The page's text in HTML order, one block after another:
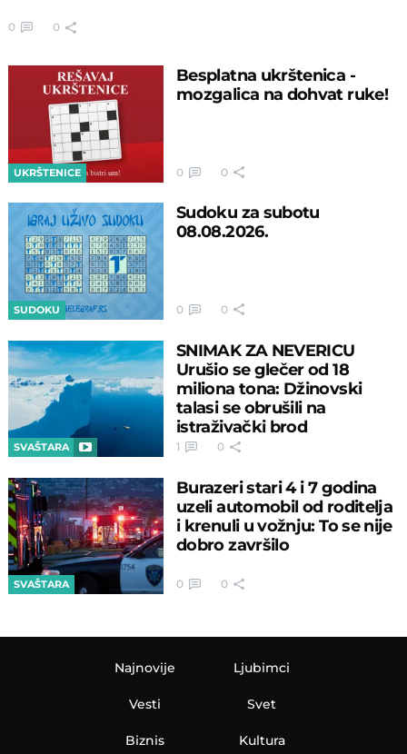
0 0
UKRŠTENICE
Besplatna ukrštenica -
mozgalica na dohvat ruke!
0 0
SUDOKU
Sudoku za subotu
08.08.2026.
0 0
SVAŠTARA
SNIMAK ZA NEVERICU
Urušio se glečer od 18
miliona tona: Džinovski
talasi se obrušili na
istraživački brod
1 0
SVAŠTARA
Burazeri stari 4 i 7 godina
uzeli automobil od roditelja
i krenuli u vožnju: To se nije
dobro završilo
0 0
Najnovije
Vesti
Biznis
Ljubimci
Svet
Kultura